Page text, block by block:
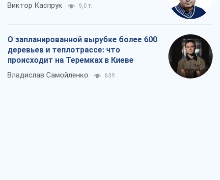
Виктор Каспрук 9,0 т.
О запланированной вырубке более 600
деревьев и теплотрассе: что
происходит на Теремках в Киеве
Владислав Самойленко 639